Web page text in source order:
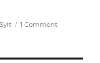
Sylt 1 Commenton